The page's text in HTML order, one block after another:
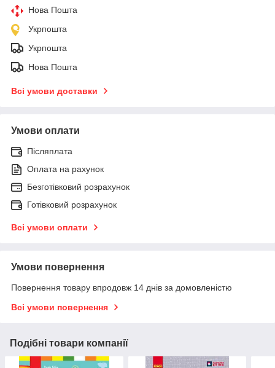
Нова Пошта
Укрпошта
Укрпошта
Нова Пошта
Всі умови доставки
Умови оплати
Післяплата
Оплата на рахунок
Безготівковий розрахунок
Готівковий розрахунок
Всі умови оплати
Умови повернення
Повернення товару впродовж 14 днів за домовленістю
Всі умови повернення
Подібні товари компанії